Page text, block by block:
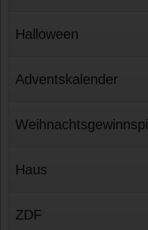
Halloween
Adventskalender
Haus
ZDF